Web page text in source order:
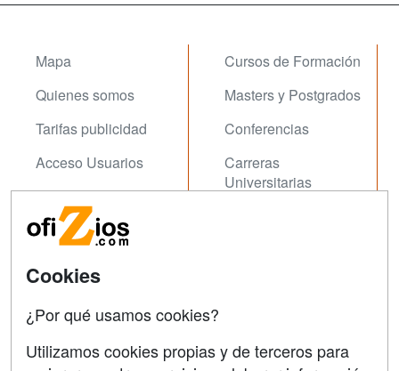
Mapa
Quienes somos
Tarifas publicidad
Acceso Usuarios
Acceso Centros
Cursos de Formación
Masters y Postgrados
Conferencias
Carreras
Universitarias
Contactar
Cookies
¿Por qué usamos cookies?
Utilizamos cookies propias y de terceros para